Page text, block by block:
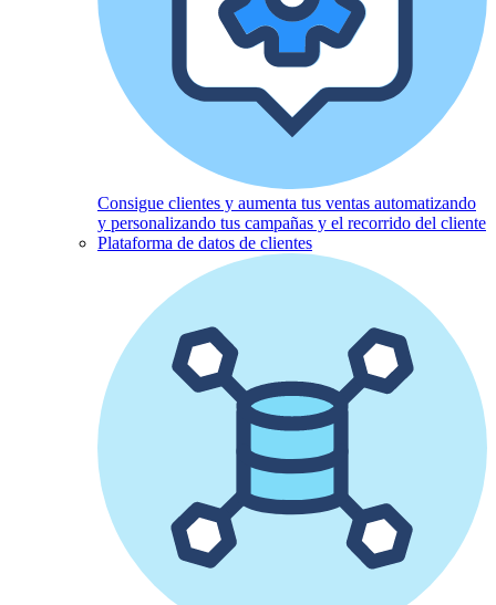
Consigue clientes y aumenta tus ventas automatizando
y personalizando tus campañas y el recorrido del cliente
Plataforma de datos de clientes